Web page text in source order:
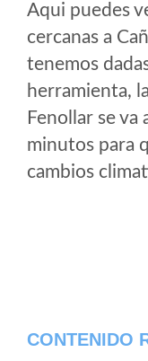
Aqui puedes
cercanas a
tenemos
herramienta,
Fenollar se va
minutos para
cambios
CONTENIDO